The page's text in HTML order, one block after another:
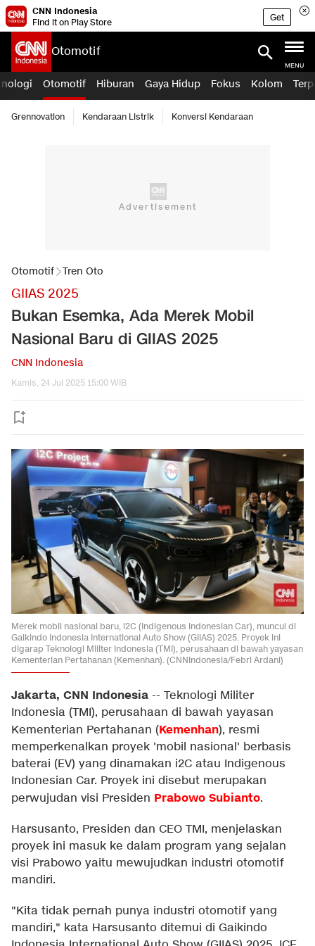
CNN Indonesia
Find it on Play Store
Get
Otomotif
MENU
Otomotif Hiburan Gaya Hidup Fokus Kolom
Grennovation Kendaraan Listrik Konversi Kendaraan
Otomotif Tren Oto
GIIAS 2025
Bukan Esemka, Ada Merek Mobil
Nasional Baru di GIIAS 2025
CNN Indonesia
Kamis, 24 Jul 2025 15:00 WIB
Merek mobil nasional baru, i2C (Indigenous Indonesian Car), muncul di
Gaikindo Indonesia International Auto Show (GIIAS) 2025. Proyek ini
digarap Teknologi Militer Indonesia (TMI), perusahaan di bawah yayasan
Kementerian Pertahanan (Kemenhan). (CNNIndonesia/Febri Ardani)
Jakarta, CNN Indonesia -- Teknologi Militer
Indonesia (TMI), perusahaan di bawah yayasan
Kementerian Pertahanan (Kemenhan), resmi
memperkenalkan proyek 'mobil nasional' berbasis
baterai (EV) yang dinamakan i2C atau Indigenous
Indonesian Car. Proyek ini disebut merupakan
perwujudan visi Presiden Prabowo Subianto.
Harsusanto, Presiden dan CEO TMI, menjelaskan
proyek ini masuk ke dalam program yang sejalan
visi Prabowo yaitu mewujudkan industri otomotif
mandiri.
"Kita tidak pernah punya industri otomotif yang
mandiri," kata Harsusanto ditemui di Gaikindo